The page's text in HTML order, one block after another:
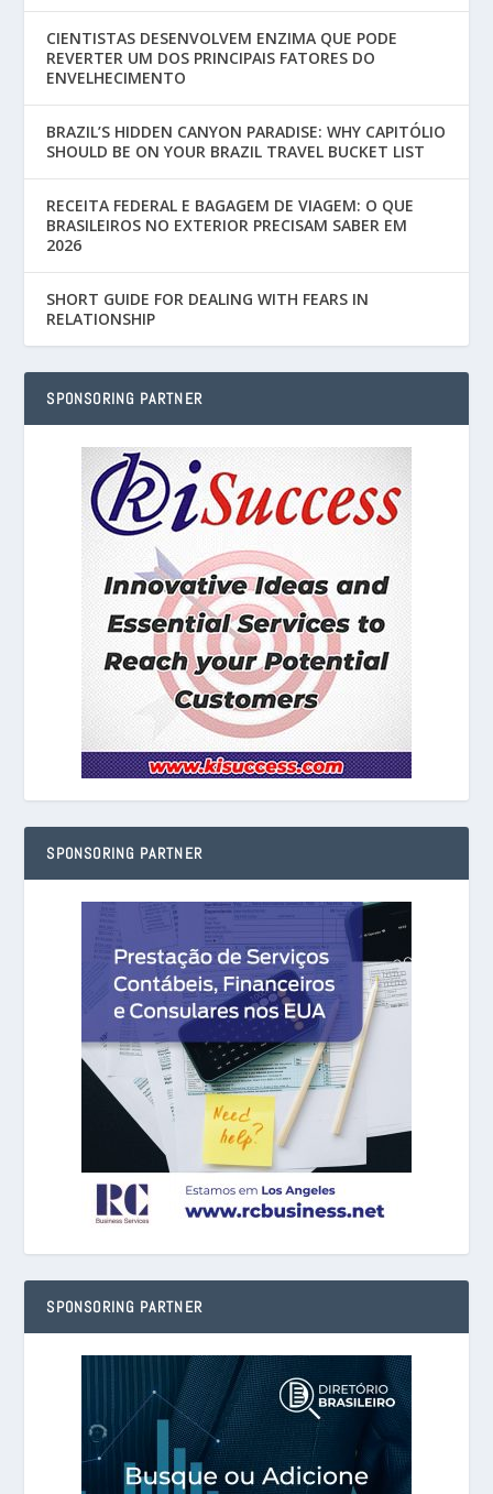
CIENTISTAS DESENVOLVEM ENZIMA QUE PODE
REVERTER UM DOS PRINCIPAIS FATORES DO
ENVELHECIMENTO
BRAZIL’S HIDDEN CANYON PARADISE: WHY CAPITÓLIO
SHOULD BE ON YOUR BRAZIL TRAVEL BUCKET LIST
RECEITA FEDERAL E BAGAGEM DE VIAGEM: O QUE
BRASILEIROS NO EXTERIOR PRECISAM SABER EM
2026
SHORT GUIDE FOR DEALING WITH FEARS IN
RELATIONSHIP
SPONSORING PARTNER
SPONSORING PARTNER
SPONSORING PARTNER